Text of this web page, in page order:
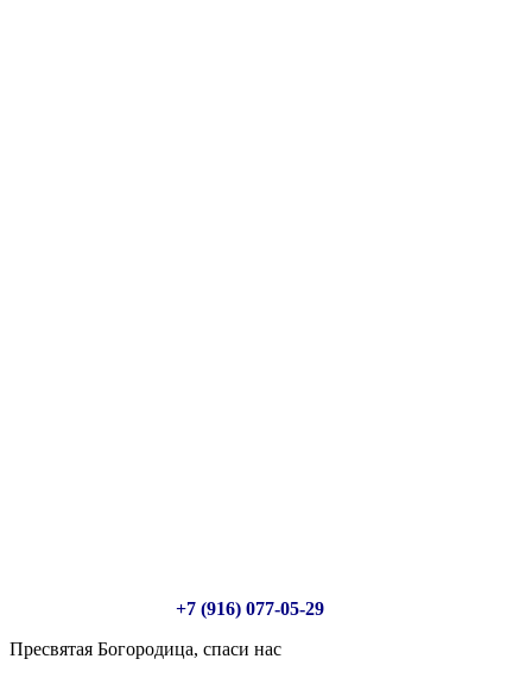
+7 (916) 077-05-29
Пресвятая Богородица, спаси нас